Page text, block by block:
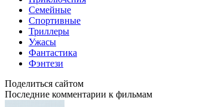
Семейные
Спортивные
Триллеры
Ужасы
Фантастика
Фэнтези
Поделиться сайтом
Последние комментарии к фильмам